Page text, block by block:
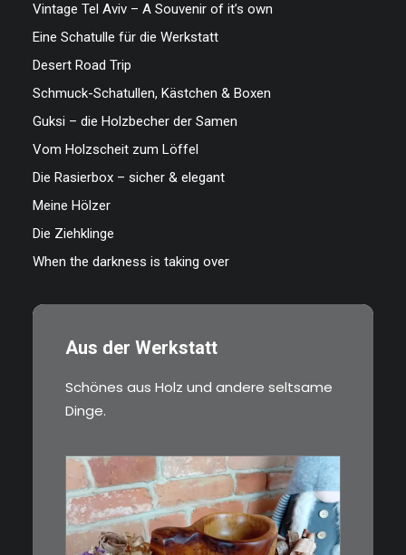
Vintage Tel Aviv – A Souvenir of it’s own
Eine Schatulle für die Werkstatt
Desert Road Trip
Schmuck-Schatullen, Kästchen & Boxen
Guksi – die Holzbecher der Samen
Vom Holzscheit zum Löffel
Die Rasierbox – sicher & elegant
Meine Hölzer
Die Ziehklinge
When the darkness is taking over
Aus der Werkstatt
Schönes aus Holz und andere seltsame
Dinge.
€15,00
Ein Holzbecher im Wikinger-Stil.